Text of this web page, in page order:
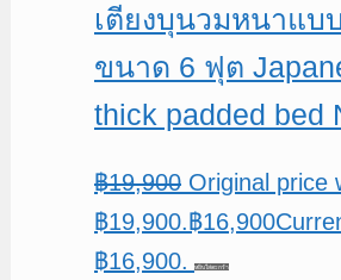
เตียงบุนวมหนาแ
ขนาด 6 ฟุต
thick padded bed
฿19,900 Original price
฿19,900.฿16,900
฿16,900.
หยิบใส่ตะกร้า